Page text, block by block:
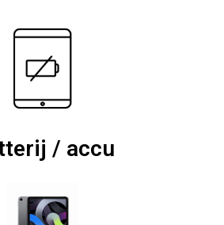
/ accu